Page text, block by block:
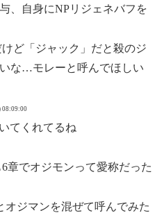
、自身にNPリジェネバフを
ど「ジャック」だと殺のジ
な…モレーと呼んでほしい
08:09:00
てくれてるね
章でオジモンって愛称だった
オジマンを混ぜて呼んでみた